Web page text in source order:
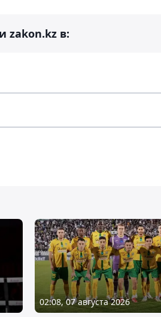
zakon.kz в:
02:08, 07 августа 2026